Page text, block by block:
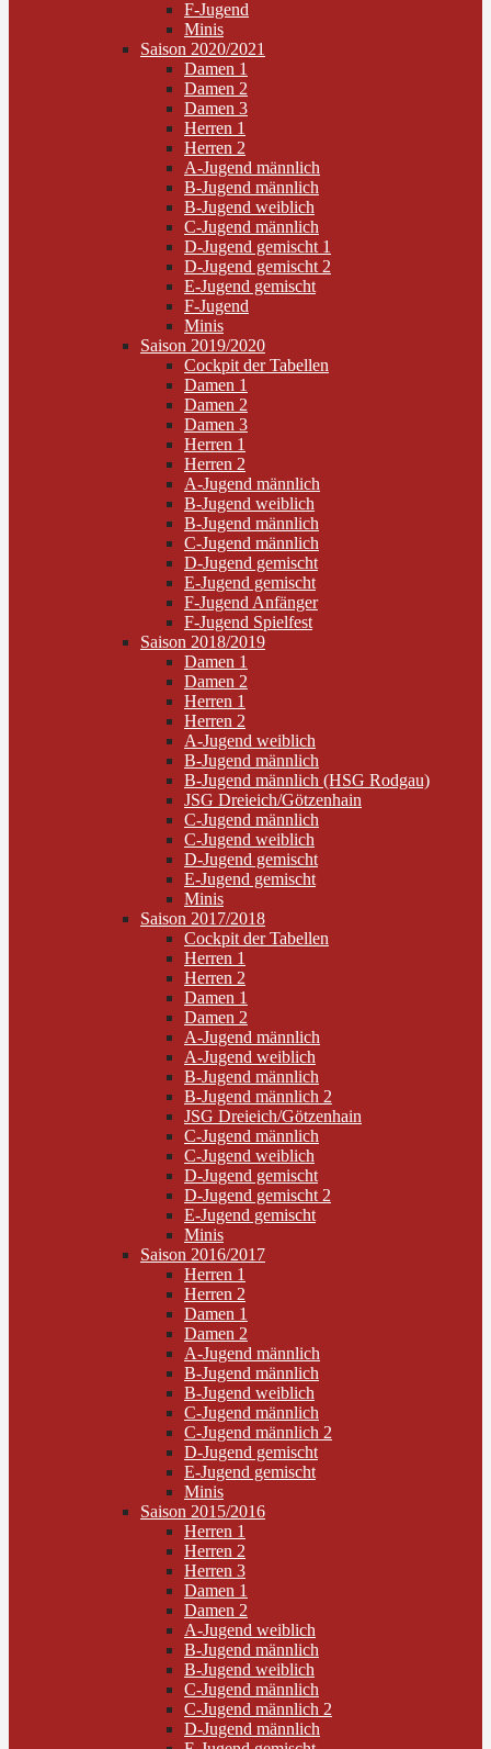
F-Jugend
Minis
Saison 2020/2021
Damen 1
Damen 2
Damen 3
Herren 1
Herren 2
A-Jugend männlich
B-Jugend männlich
B-Jugend weiblich
C-Jugend männlich
D-Jugend gemischt 1
D-Jugend gemischt 2
E-Jugend gemischt
F-Jugend
Minis
Saison 2019/2020
Cockpit der Tabellen
Damen 1
Damen 2
Damen 3
Herren 1
Herren 2
A-Jugend männlich
B-Jugend weiblich
B-Jugend männlich
C-Jugend männlich
D-Jugend gemischt
E-Jugend gemischt
F-Jugend Anfänger
F-Jugend Spielfest
Saison 2018/2019
Damen 1
Damen 2
Herren 1
Herren 2
A-Jugend weiblich
B-Jugend männlich
B-Jugend männlich (HSG Rodgau)
JSG Dreieich/Götzenhain
C-Jugend männlich
C-Jugend weiblich
D-Jugend gemischt
E-Jugend gemischt
Minis
Saison 2017/2018
Cockpit der Tabellen
Herren 1
Herren 2
Damen 1
Damen 2
A-Jugend männlich
A-Jugend weiblich
B-Jugend männlich
B-Jugend männlich 2
JSG Dreieich/Götzenhain
C-Jugend männlich
C-Jugend weiblich
D-Jugend gemischt
D-Jugend gemischt 2
E-Jugend gemischt
Minis
Saison 2016/2017
Herren 1
Herren 2
Damen 1
Damen 2
A-Jugend männlich
B-Jugend männlich
B-Jugend weiblich
C-Jugend männlich
C-Jugend männlich 2
D-Jugend gemischt
E-Jugend gemischt
Minis
Saison 2015/2016
Herren 1
Herren 2
Herren 3
Damen 1
Damen 2
A-Jugend weiblich
B-Jugend männlich
B-Jugend weiblich
C-Jugend männlich
C-Jugend männlich 2
D-Jugend männlich